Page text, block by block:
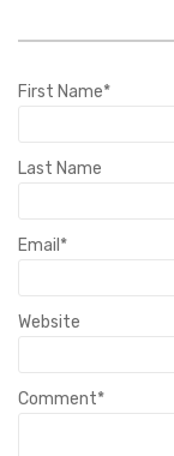
First Name*
Last Name
Email *
Website
Comment*